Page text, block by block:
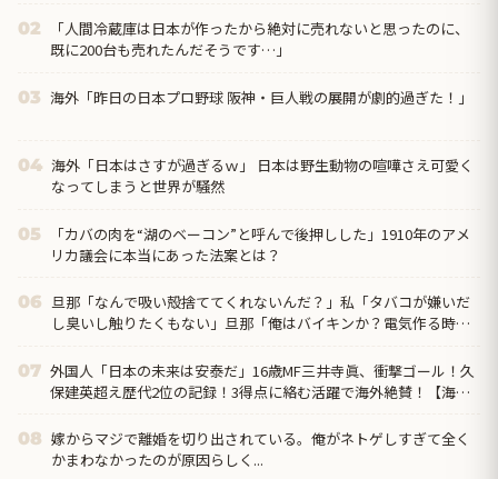
02
「人間冷蔵庫は日本が作ったから絶対に売れないと思ったのに、
既に200台も売れたんだそうです…」
03 海外「昨日の日本プロ野球 阪神・巨人戦の展開が劇的過ぎた！」
04 海外「日本はさすが過ぎるｗ」 日本は野生動物の喧嘩さえ可愛く
なってしまうと世界が騒然
05
「カバの肉を“湖のベーコン”と呼んで後押しした」1910年のアメ
リカ議会に本当にあった法案とは？
06 旦那「なんで吸い殻捨ててくれないんだ？」私「タバコが嫌いだ
し臭いし触りたくもない」旦那「俺はバイキンか？電気作る時に
07 外国人「日本の未来は安泰だ」16歳MF三井寺眞、衝撃ゴール！久
保建英超え歴代2位の記録！3得点に絡む活躍で海外絶賛！【海外
08 嫁からマジで離婚を切り出されている。俺がネトゲしすぎて全く
かまわなかったのが原因らしく...